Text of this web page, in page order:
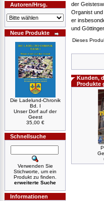
Autoren/Hrsg.
Neue Produkte
Die Ladelund-Chronik
Bd. I
Unser Dorf auf der
Geest
35,00 €
Schnellsuche
Verwenden Sie
Stichworte, um ein
Produkt zu finden.
erweiterte Suche
Informationen
der
Organist
er
und
Dieses
Kunden,
Produkte